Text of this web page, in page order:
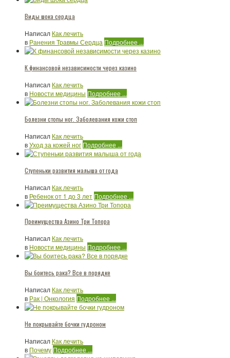
Виды шока сердца
Написал Как лечить
в Ранения Травмы Сердца Подробнее ...
К финансовой независимости через казино
Написал Как лечить
в Новости медицины Подробнее ...
Болезни стопы ног. Заболевания кожи стоп
Написал Как лечить
вУход за кожей ног Подробнее ...
Ступеньки развития малыша от года
Написал Как лечить
в Ребенок от 1 до 3 лет Подробнее ...
Преимущества Азино Три Топора
Написал Как лечить
в Новости медицины Подробнее ...
Вы боитесь рака? Все в порядке
Написал Как лечить
в Рак | Онкология Подробнее ...
Не покрывайте бочки гудроном
Написал Как лечить
в Почему Подробнее ...